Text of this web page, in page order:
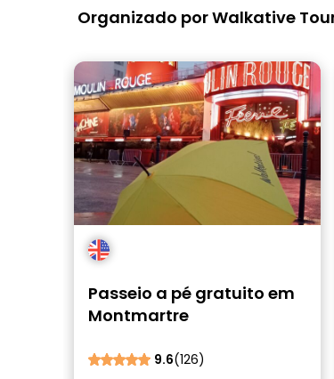
Organizado por Walkative
Passeio a pé gratuito em
Montmartre
9.6(126)